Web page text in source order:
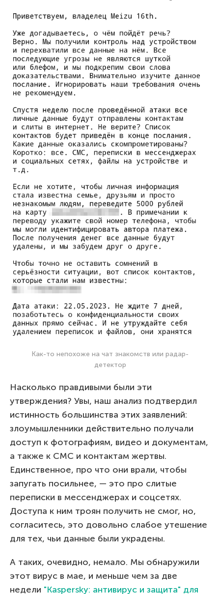
Как-то непохоже на чат знакомств или радар-
детектор
Насколько правдивыми были эти
утверждения? Увы, наш анализ подтвердил
истинность большинства этих заявлений:
злоумышленники действительно получали
доступ к фотографиям, видео и документам,
а также к СМС и контактам жертвы.
Единственное, про что они врали, чтобы
запугать посильнее, — это про слитые
переписки в мессенджерах и соцсетях.
Доступа к ним троян получить не смог, но,
согласитесь, это довольно слабое утешение
для тех, чьи данные были украдены.
А таких, очевидно, немало. Мы обнаружили
этот вирус в мае, и меньше чем за две
недели "Kaspersky: антивирус и защита" для